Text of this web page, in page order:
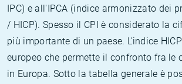
IPC) e all'IPCA (indice armonizzato dei
/ HICP). Spesso il CPI è considerato la
più importante di un paese. L'indice
europeo che permette il confronto fra le
in Europa. Sotto la tabella generale è